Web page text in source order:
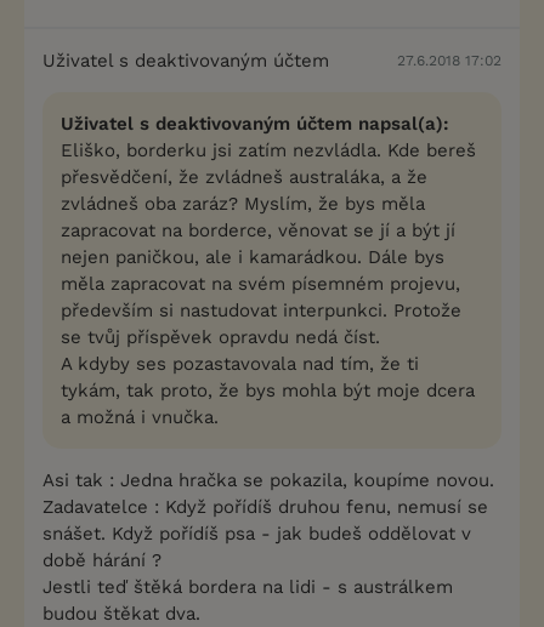
Uživatel s deaktivovaným účtem 27.6.2018 17:02
Uživatel s deaktivovaným účtem napsal(a):
Eliško, borderku jsi zatím nezvládla. Kde bereš
přesvědčení, že zvládneš australáka, a že
zvládneš oba zaráz? Myslím, že bys měla
zapracovat na borderce, věnovat se jí a být jí
nejen paničkou, ale i kamarádkou. Dále bys
měla zapracovat na svém písemném projevu,
především si nastudovat interpunkci. Protože
se tvůj příspěvek opravdu nedá číst.
A kdyby ses pozastavovala nad tím, že ti
tykám, tak proto, že bys mohla být moje dcera
a možná i vnučka.
Asi tak : Jedna hračka se pokazila, koupíme novou.
Zadavatelce : Když pořídíš druhou fenu, nemusí se
snášet. Když pořídíš psa - jak budeš oddělovat v
době hárání ?
Jestli teď štěká bordera na lidi - s austrálkem
budou štěkat dva.